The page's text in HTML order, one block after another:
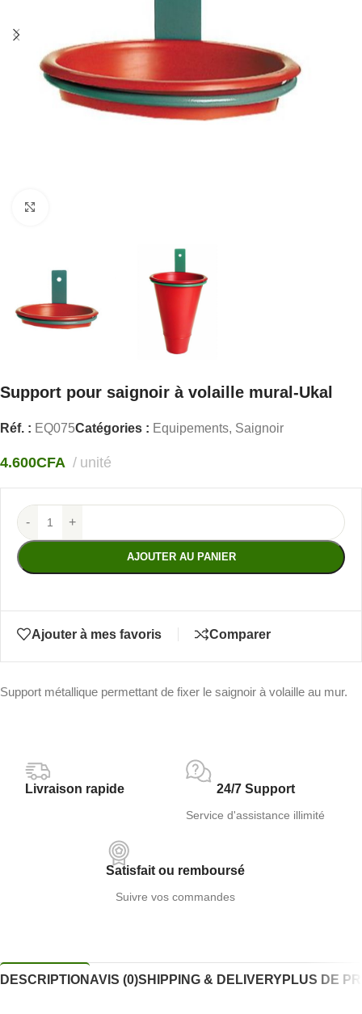
Support pour saignoir à volaille mural-Ukal
Réf. : EQ075Catégories : Equipements, Saignoir
4.600CFA unité
- +
AJOUTER AU PANIER
Ajouter à mes favoris Comparer
Support métallique permettant de fixer le saignoir à volaille au mur.
Livraison rapide 24/7 Support
Service d'assistance illimité
Satisfait ou remboursé
Suivre vos commandes
DESCRIPTION AVIS (0)SHIPPING & DELIVERYPLUS DE